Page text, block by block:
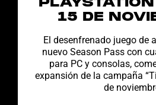
15 DE
El desenfrenado juego de
nuevo Season Pass con
para PC y consolas,
expansión de la campaña
de